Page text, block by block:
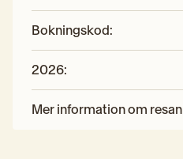
Bokningskod:
2026:
Mer information om resan